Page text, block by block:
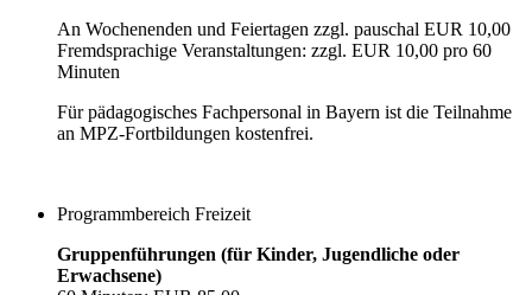
An Wochenenden und Feiertagen zzgl. pauschal EUR 10,00
Fremdsprachige Veranstaltungen: zzgl. EUR 10,00 pro 60
Minuten
Für pädagogisches Fachpersonal in Bayern ist die Teilnahme
an MPZ-Fortbildungen kostenfrei.
Programmbereich Freizeit
Gruppenführungen (für Kinder, Jugendliche oder
Erwachsene)